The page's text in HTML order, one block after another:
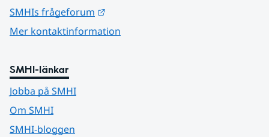
SMHIs frågeforum
Mer kontaktinformation
SMHI-länkar
Jobba på SMHI
Om SMHI
SMHI-bloggen